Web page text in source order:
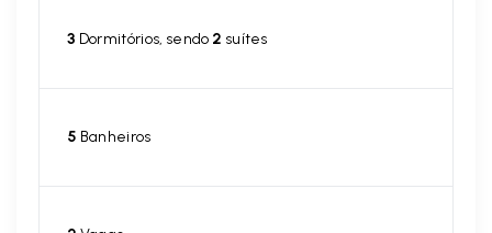
3 Dormitórios, sendo 2 suítes
5 Banheiros